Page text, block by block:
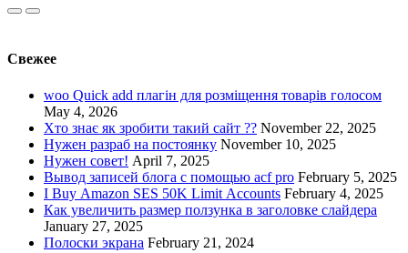
Свежее
woo Quick add плагін для розміщення товарів голосом
May 4, 2026
Хто знає як зробити такий сайт ?? November 22, 2025
Нужен разраб на постоянку November 10, 2025
Нужен совет! April 7, 2025
Вывод записей блога с помощью acf pro February 5, 2025
I Buy Amazon SES 50K Limit Accounts February 4, 2025
Как увеличить размер ползунка в заголовке слайдера
January 27, 2025
Полоски экрана February 21, 2024